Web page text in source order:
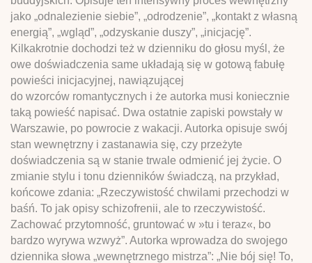
jako „odnalezienie siebie”, „odrodzenie”, „kontakt z własną
energią”, „wgląd”, „odzyskanie duszy”, „inicjację”.
Kilkakrotnie dochodzi też w dzienniku do głosu myśl, że
owe doświadczenia same układają się w gotową fabułę
powieści inicjacyjnej, nawiązującej
do wzorców romantycznych i że autorka musi koniecznie
taką powieść napisać. Dwa ostatnie zapiski powstały w
Warszawie, po powrocie z wakacji. Autorka opisuje swój
stan wewnętrzny i zastanawia się, czy przeżyte
doświadczenia są w stanie trwale odmienić jej życie. O
zmianie stylu i tonu dzienników świadczą, na przykład,
końcowe zdania: „Rzeczywistość chwilami przechodzi w
baśń. To jak opisy schizofrenii, ale to rzeczywistość.
Zachować przytomność, gruntować w »tu i teraz«, bo
bardzo wyrywa wzwyż”. Autorka wprowadza do swojego
dziennika słowa „wewnętrznego mistrza”: „Nie bój się! To,